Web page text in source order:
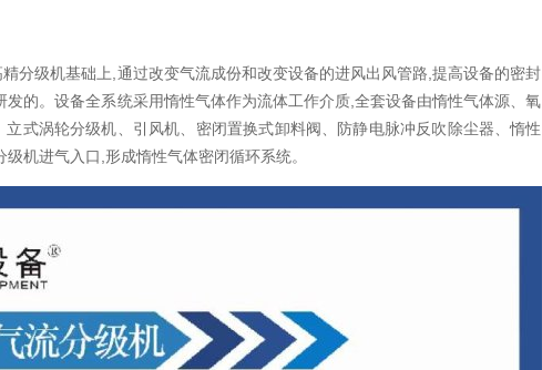
分级机基础上,通过改变气流成份和改变设备的进风出风管路,提高设备的密封
的。设备全系统采用惰性气体作为流体工作介质,全套设备由惰性气体源、氧
式涡轮分级机、引风机、密闭置换式卸料阀、防静电脉冲反吹除尘器、惰性
机进气入口,形成惰性气体密闭循环系统。